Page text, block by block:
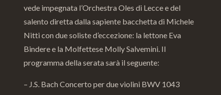
vede impegnata l’Orchestra Oles di Lecce e del
salento diretta dalla sapiente bacchetta di Michele
Nitti con due soliste d’eccezione: la lettone Eva
Binderee la Molfettese Molly Salvemini. Il
programma della serata sarà il seguente:
– J.S. Bach Concerto per due violini BWV 1043